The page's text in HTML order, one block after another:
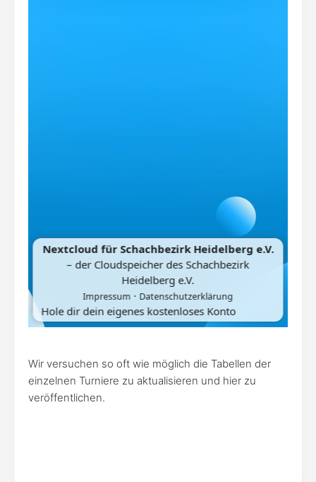
Wir versuchen so oft wie möglich die Tabellen der
einzelnen Turniere zu aktualisieren und hier zu
veröffentlichen.